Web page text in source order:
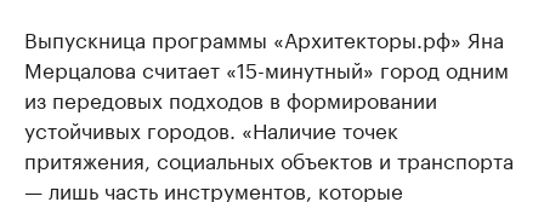
Выпускница программы «Архитекторы.рф» Яна
Мерцалова считает «15-минутный» город одним
из передовых подходов в формировании
устойчивых городов. «Наличие точек
притяжения, социальных объектов и транспорта
— лишь часть инструментов, которые